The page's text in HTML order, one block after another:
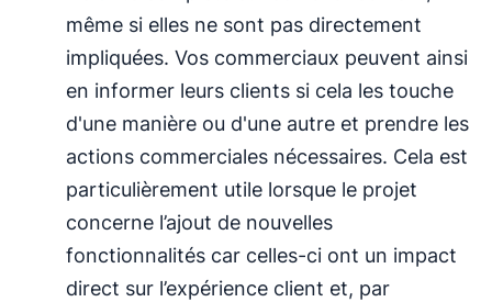
même si elles ne sont pas directement
impliquées. Vos commerciaux peuvent ainsi
en informer leurs clients si cela les touche
d'une manière ou d'une autre et prendre les
actions commerciales nécessaires. Cela est
particulièrement utile lorsque le projet
concerne l’ajout de nouvelles
fonctionnalités car celles-ci ont un impact
direct sur l’expérience client et, par